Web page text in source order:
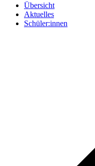
Übersicht
Aktuelles
Schüler:innen